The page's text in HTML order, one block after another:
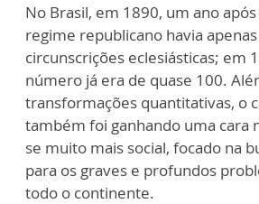
No Brasil, em 1890, um ano
regime republicano havia
circunscrições eclesiásticas; em
número já era de quase 100.
transformações quantitativas, o
também foi ganhando uma cara
se muito mais social, focado na
para os graves e profundos
todo o continente.